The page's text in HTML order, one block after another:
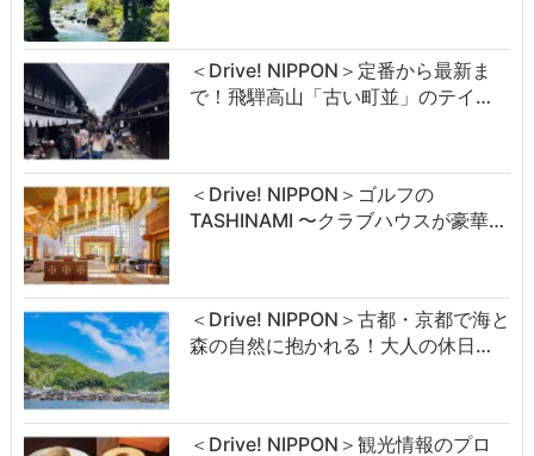
＜Drive! NIPPON＞定番から最新ま
で！飛騨高山「古い町並」のテイ…
＜Drive! NIPPON＞ゴルフの
TASHINAMI 〜クラブハウスが豪華…
＜Drive! NIPPON＞古都・京都で海と
森の自然に抱かれる！大人の休日…
＜Drive! NIPPON＞観光情報のプロ